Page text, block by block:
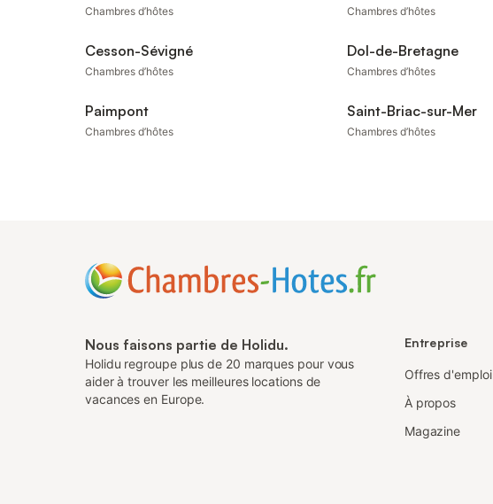
Chambres d’hôtes Chambres d’hôtes
Cesson-Sévigné
Chambres d’hôtes
Dol-de-Bretagne
Chambres d’hôtes
Paimpont
Chambres d’hôtes
Saint-Briac-sur-Mer
Chambres d’hôtes
Nous faisons partie de Holidu.
Holidu regroupe plus de 20 marques pour vous
aider à trouver les meilleures locations de
vacances en Europe.
Entreprise
Offres d'emploi
À propos
Magazine